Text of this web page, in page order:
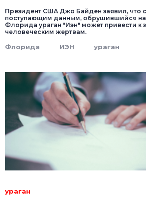
Президент США Джо Байден заявил, что
поступающим данным, обрушившийся на
Флорида ураган "Иэн" может привести к
человеческим жертвам.
Флорида ИЭН ураган
ураган